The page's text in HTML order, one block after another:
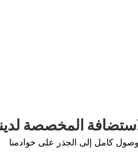
المخصصة
كامل إلى الجذر على خوادمنا